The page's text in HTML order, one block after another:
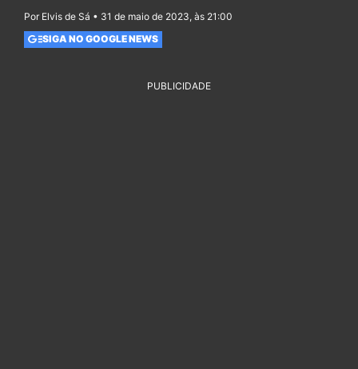
Por Elvis de Sá • 31 de maio de 2023, às 21:00
SIGA NO GOOGLE NEWS
PUBLICIDADE